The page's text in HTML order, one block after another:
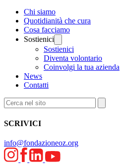
Chi siamo
Quotidianità che cura
Cosa facciamo
Sostienici
Sostienici
Diventa volontario
Coinvolgi la tua azienda
News
Contatti
SCRIVICI
info@fondazioneoz.org